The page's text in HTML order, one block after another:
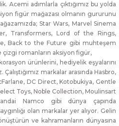
Acemi adımlarla çıktığımız bu yolda
figür mağazası olmanın gururunu
Star Wars, Marvel Sinema
Transformers, Lord of the Rings,
Back to the Future gibi muhteşem
romanların aksiyon figür,
ürünlerini, hediyelik eşyalarını
markalar arasında Hasbro,
DC Direct, Kotobukiya, Gentle
Toys, Noble Collection, Moulinsart
Namco gibi dünya çapında
olan markalar yer alıyor. Gelin
ve kahramanların dünyasına